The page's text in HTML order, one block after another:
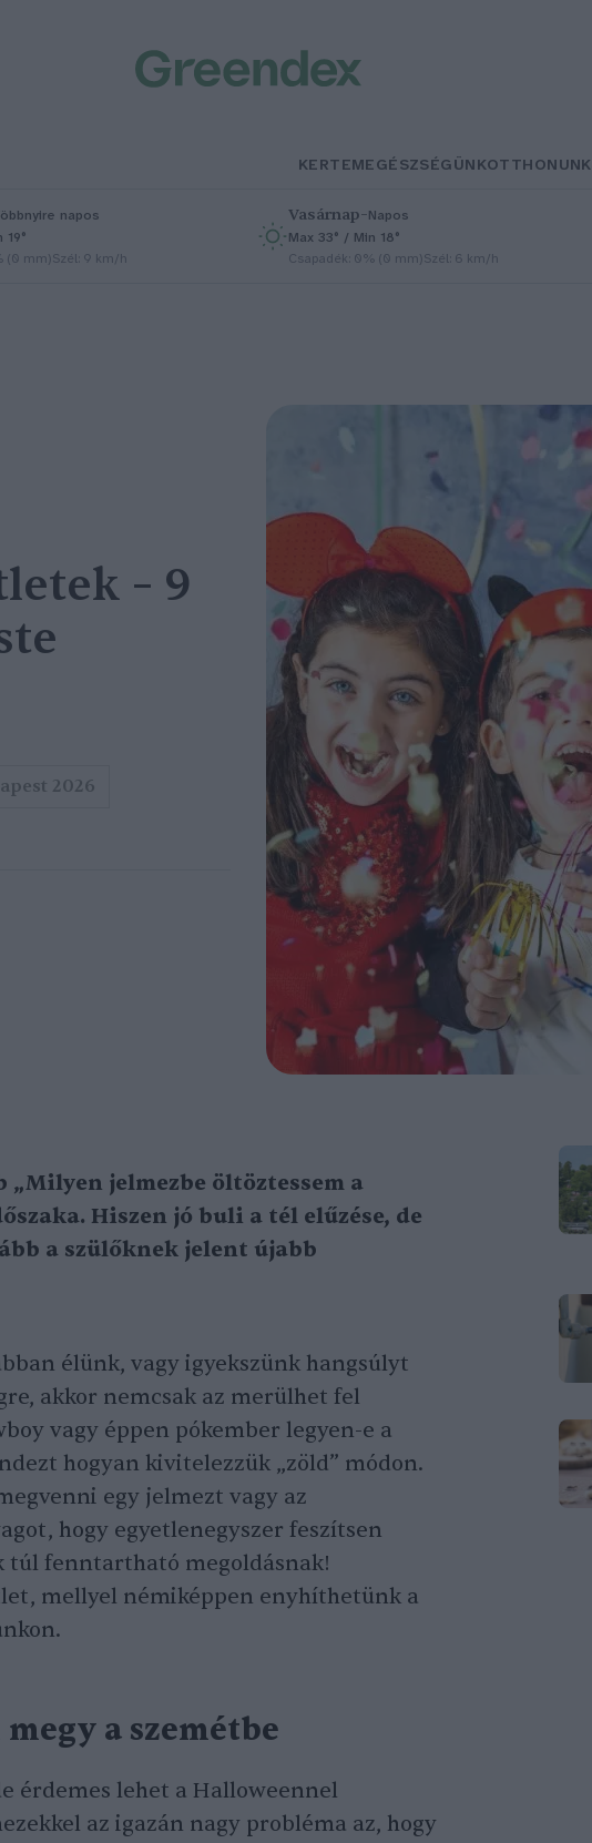
KERTEMEGÉSZSÉGÜNKOTTHONUNK
napos
19°
(0 mm)Szél: 9 km/h
Vasárnap–Napos
Max 33° / Min 18°
Csapadék: 0% (0 mm)Szél: 6 km/h
– 9
2026
jelmezbe öltöztessem a
Hiszen jó buli a tél elűzése, de
a szülőknek jelent újabb
élünk, vagy igyekszünk hangsúlyt
akkor nemcsak az merülhet fel
vagy éppen pókember legyen-e a
hogyan kivitelezzük „zöld” módon.
egy jelmezt vagy az
hogy egyetlenegyszer feszítsen
túl fenntartható megoldásnak!
mellyel némiképpen enyhíthetünk a
a szemétbe
érdemes lehet a Halloweennel
az igazán nagy probléma az, hogy